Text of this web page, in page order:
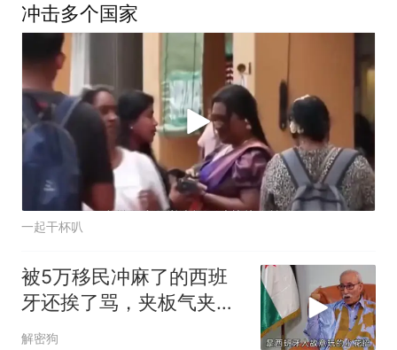
冲击多个国家
一起干杯叭
被5万移民冲麻了的西班
牙还挨了骂，夹板气夹麻
了
解密狗